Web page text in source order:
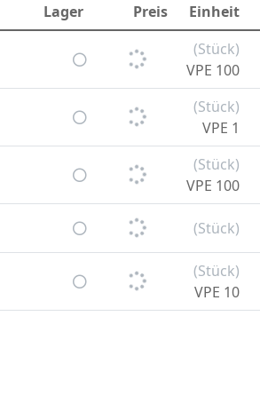
Lager Preis Einheit
(Stück)
VPE 100
(Stück)
VPE 1
(Stück)
VPE 100
(Stück)
(Stück)
VPE 10